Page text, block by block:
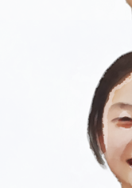
難しい問題にもチャレン
昔は難しい問題が出た
ら寄り添ってくれる先
問題でも挑戦し自分が
来の夢を見つけるため
めに今も勉強を頑張って
接しやすいので通うのも